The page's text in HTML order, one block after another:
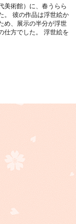
美術館）に、春うらら
。 彼の作品は浮世絵か
め、展示の半分が浮世
仕方でした。 浮世絵を